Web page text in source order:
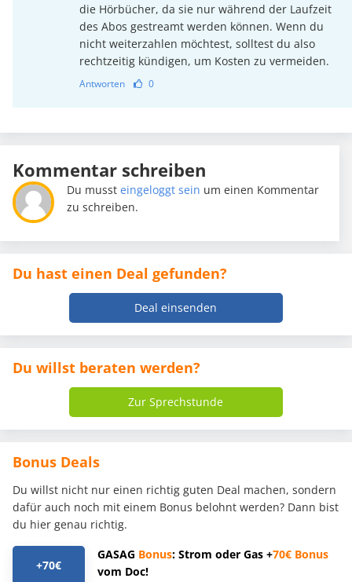
die Hörbücher, da sie nur während der Laufzeit
des Abos gestreamt werden können. Wenn du
nicht weiterzahlen möchtest, solltest du also
rechtzeitig kündigen, um Kosten zu vermeiden.
Antworten 0
Kommentar schreiben
Du mussteingeloggt sein um einen Kommentar
zu schreiben.
Du hast einen Deal gefunden?
Deal einsenden
Du willst beraten werden?
Zur Sprechstunde
Bonus Deals
Du willst nicht nur einen richtig guten Deal machen, sondern
dafür auch noch mit einem Bonus belohnt werden? Dann bist
du hier genau richtig.
+70€
GASAG Bonus: Strom oder Gas +70€ Bonus
vom Doc!